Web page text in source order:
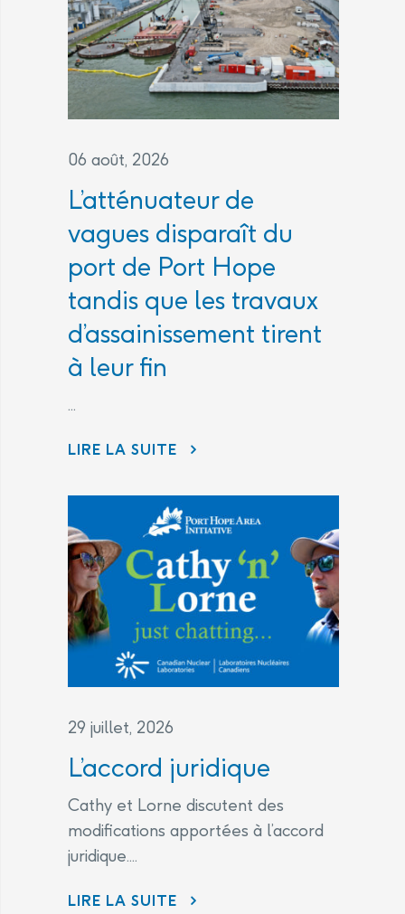
06 août, 2026
L’atténuateur de
vagues disparaît du
port de Port Hope
tandis que les travaux
d’assainissement tirent
à leur fin
...
LIRE LA SUITE L’ATTÉNUATEUR DE VAGUES DISPARAÎT DU PORT DE PORT HOPE TANDIS QUE LES TRAVAUX D’ASSAINISSEMENT TIRENT À LEUR FIN
29 juillet, 2026
L’accord juridique
Cathy et Lorne discutent des
modifications apportées à l’accord
juridique....
LIRE LA SUITE